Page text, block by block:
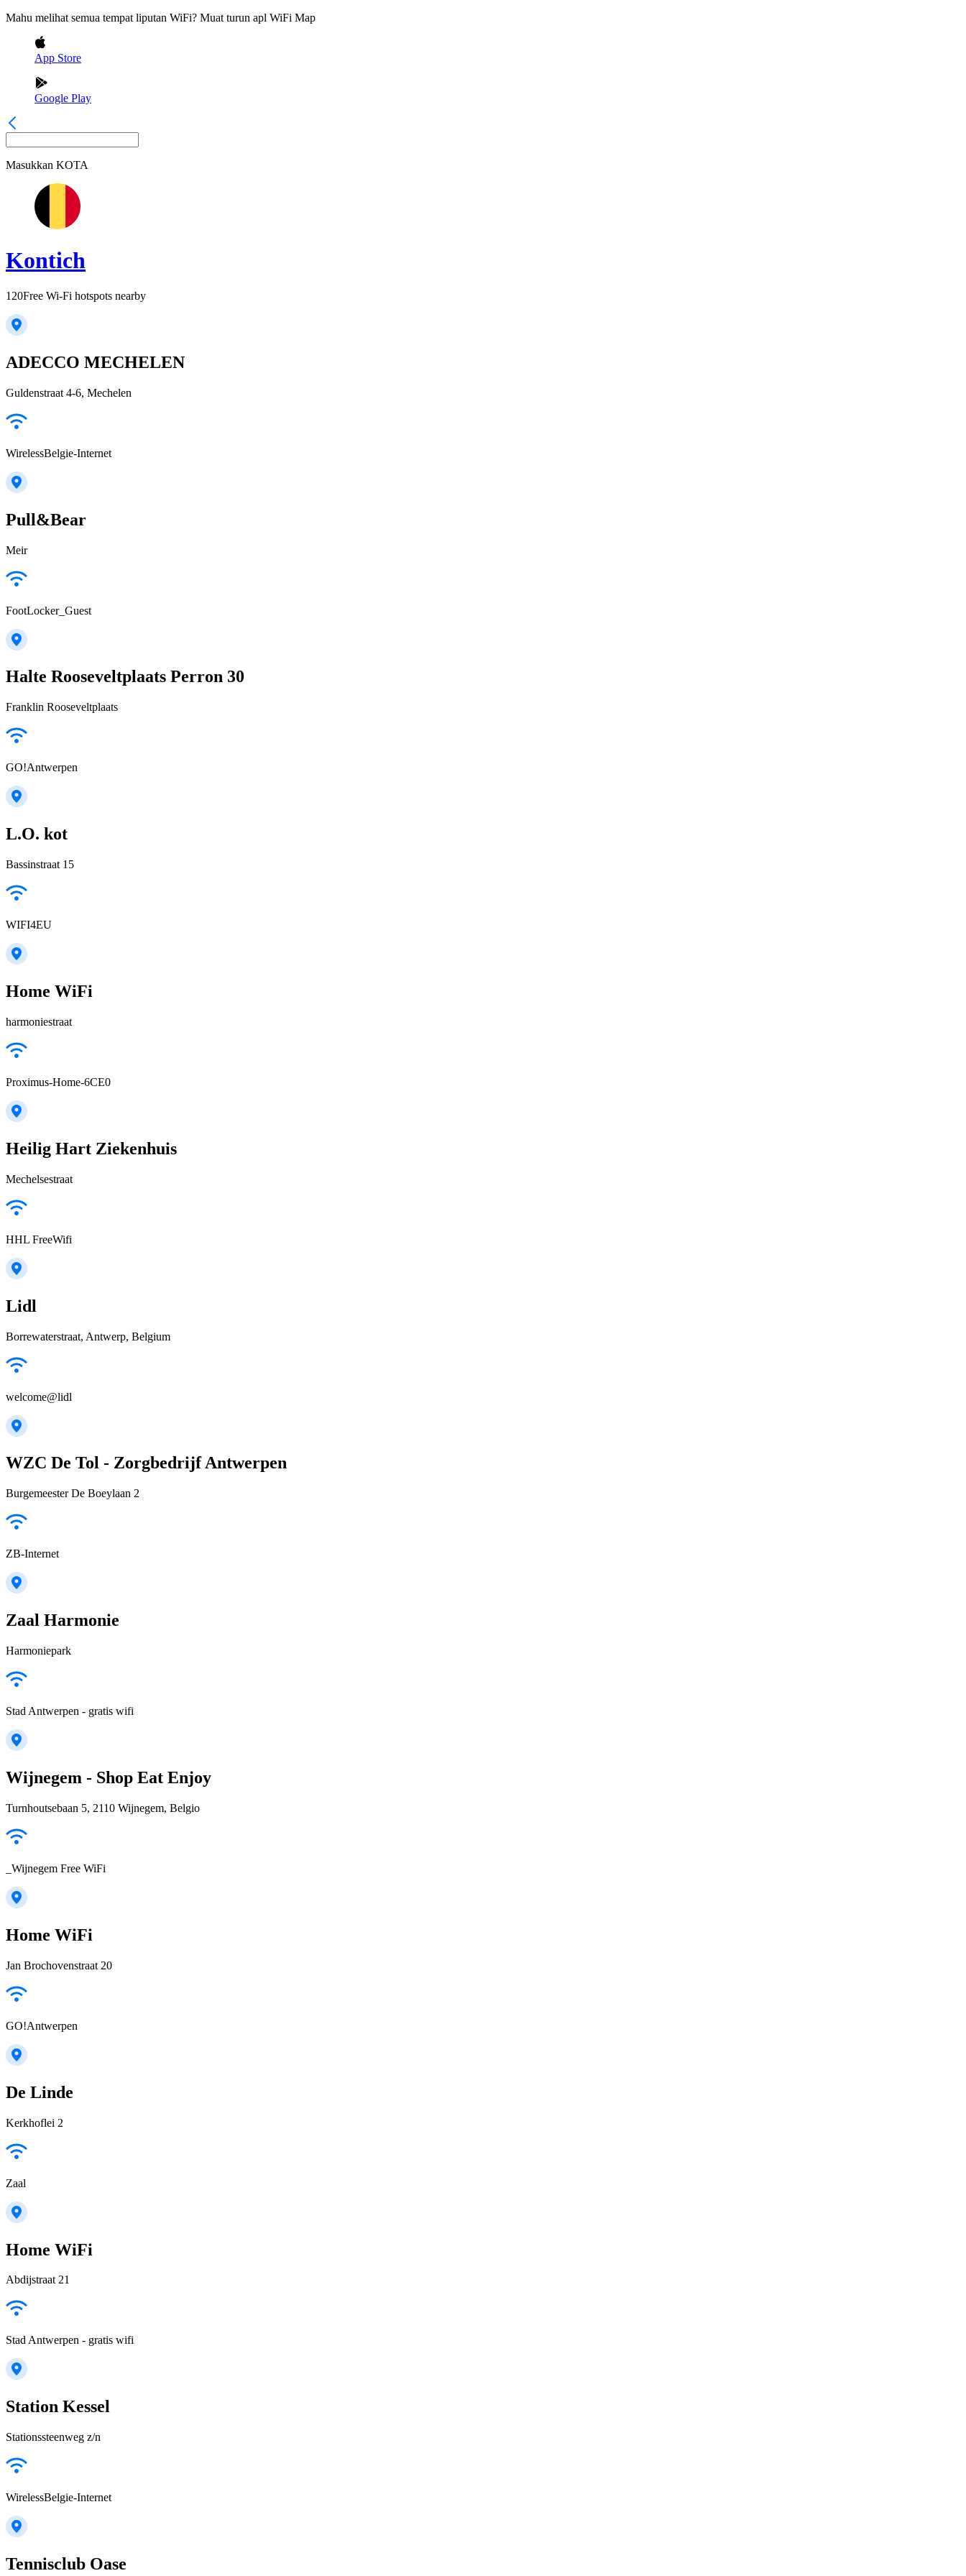
Mahu melihat semua tempat liputan WiFi? Muat turun apl WiFi Map
App Store
Google Play
Masukkan KOTA
Kontich
120Free Wi-Fi hotspots nearby
ADECCO MECHELEN
Guldenstraat 4-6, Mechelen
WirelessBelgie-Internet
Pull&Bear
Meir
FootLocker_Guest
Halte Rooseveltplaats Perron 30
Franklin Rooseveltplaats
GO!Antwerpen
L.O. kot
Bassinstraat 15
WIFI4EU
Home WiFi
harmoniestraat
Proximus-Home-6CE0
Heilig Hart Ziekenhuis
Mechelsestraat
HHL FreeWifi
Lidl
Borrewaterstraat, Antwerp, Belgium
welcome@lidl
WZC De Tol - Zorgbedrijf Antwerpen
Burgemeester De Boeylaan 2
ZB-Internet
Zaal Harmonie
Harmoniepark
Stad Antwerpen - gratis wifi
Wijnegem - Shop Eat Enjoy
Turnhoutsebaan 5, 2110 Wijnegem, Belgio
_Wijnegem Free WiFi
Home WiFi
Jan Brochovenstraat 20
GO!Antwerpen
De Linde
Kerkhoflei 2
Zaal
Home WiFi
Abdijstraat 21
Stad Antwerpen - gratis wifi
Station Kessel
Stationssteenweg z/n
WirelessBelgie-Internet
Tennisclub Oase